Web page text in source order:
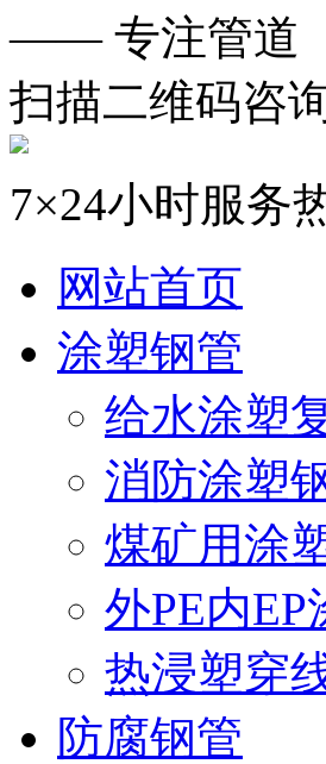
—— 专注管道
扫描二维码咨
7×24小时服务
网站首页
涂塑钢管
给水涂塑
消防涂塑
煤矿用涂
外PE内EP
热浸塑穿
防腐钢管